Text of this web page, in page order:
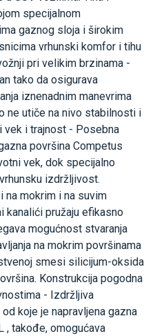
specijalnom
gaznog sloja i širokim
vrhunski komfor i tihu
pri velikim brzinama -
tako da osigurava
iznenadnim manevrima
ne utiče na nivo stabilnosti i
vek i trajnost - Posebna
površina Competus
vek, dok specijalno
izdržljivost.
na mokrim i na suvim
kanalići pružaju efikasno
mogućnost stvaranja
na mokrim površinama
smesi silicijum-oksida
Konstrukcija pogodna
- Izdržljiva
koje je napravljena gazna
, takođe, omogućava